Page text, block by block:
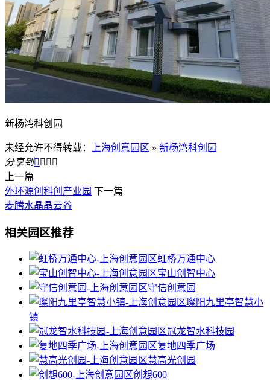
新杨湾科创园
未经允许不得转载： 上海创意园区 » 新杨湾科创园
分享到   
上一篇
外环源创科创产业园 下一篇
麦腾水晶晶云谷
相关园区推荐
虹桥万通中心
宝山创智中心
守信创意园
璨阳九里亭智慧小
镇
冠龙智水科技园
复地四季广场
慧高光创园
创想600